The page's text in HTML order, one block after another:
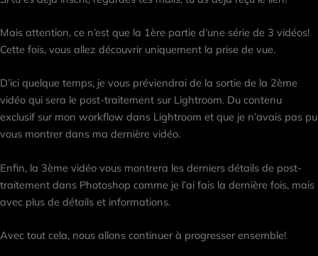
Mais attention, ce n’est que la 1ère partie d’une série de 3 vidéos!
Cette fois, vous allez découvrir uniquement la prise de vue.
D’ici quelque temps, je vous préviendrai de la sortie de la 2ème
vidéo qui sera le post-traitement sur Lightroom. Du contenu
exclusif sur mon workflow dans Lightroom et que je n’avais pas pu
vous montrer dans ma dernière vidéo.
Enfin, la 3ème vidéo vous montrera les derniers détails de post-
traitement dans Photoshop comme je l’ai fais la dernière fois, mais
avec plus de détails et informations.
Avec tout cela, nous allons continuer à progresser ensemble!